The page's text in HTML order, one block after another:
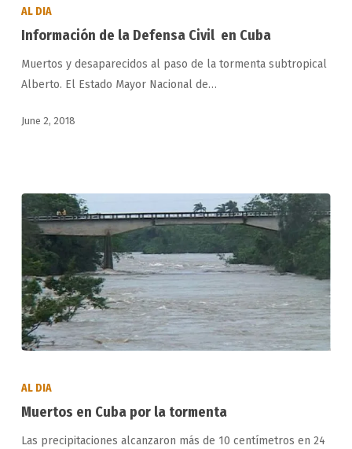
Defensa
Civil
en
AL DIA
Información de la Defensa Civil en Cuba
Muertos y desaparecidos al paso de la tormenta subtropical
Alberto. El Estado Mayor Nacional de…
June 2, 2018
por
la
AL DIA
Muertos en Cuba por la tormenta
Las precipitaciones alcanzaron más de 10 centímetros en 24